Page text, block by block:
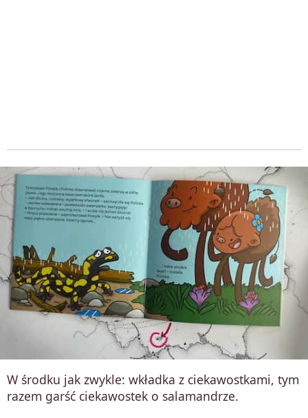
W środku jak zwykle: wkładka z ciekawostkami, tym
razem garść ciekawostek o salamandrze.